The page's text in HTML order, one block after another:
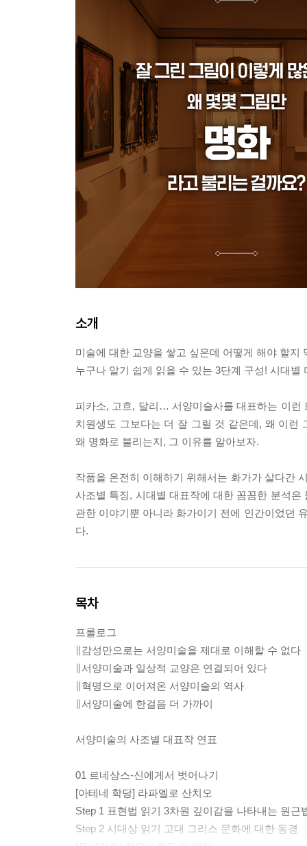
소개
미술에 대한 교양을 쌓고 싶은데 어떻게 해야 할지
누구나 알기 쉽게 읽을 수 있는 3단계 구성! 시대
피카소, 고흐, 달리… 서양미술사를 대표하는 이런
치원생도 그보다는 더 잘 그릴 것 같은데, 왜 이런
왜 명화로 불리는지, 그 이유를 알아보자.
작품을 온전히 이해하기 위해서는 화가가 살다간
사조별 특징, 시대별 대표작에 대한 꼼꼼한 분석
관한 이야기뿐 아니라 화가이기 전에 인간이었던
다.
목차
프롤로그
∥감성만으로는 서양미술을 제대로 이해할 수 없다
∥서양미술과 일상적 교양은 연결되어 있다
∥혁명으로 이어져온 서양미술의 역사
∥서양미술에 한걸음 더 가까이
서양미술의 사조별 대표작 연표
01 르네상스-신에게서 벗어나기
[아테네 학당] 라파엘로 산치오
Step 1 표현법 읽기 ­3차원 깊이감을 나타내는 원근
Step 2 시대상 읽기 ­고대 그리스 문화에 대한 동경